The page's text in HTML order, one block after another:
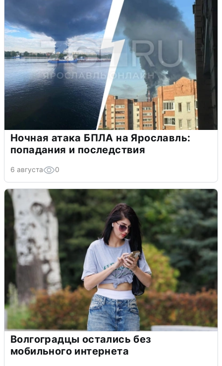
Ночная атака БПЛА на Ярославль:
попадания и последствия
6 августа 0
Волгоградцы остались без
мобильного интернета